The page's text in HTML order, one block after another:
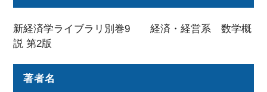
新経済学ライブラリ別巻9 経済・経営系 数学概
説 第2版
著者名